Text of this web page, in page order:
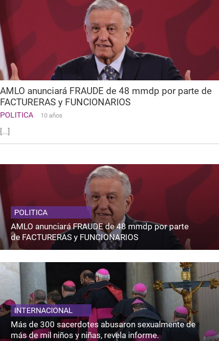
AMLO anunciará FRAUDE de 48 mmdp por parte de
FACTURERAS y FUNCIONARIOS
POLITICA 10 años
[...]
POLITICA
AMLO anunciará FRAUDE de 48 mmdp por parte
de FACTURERAS y FUNCIONARIOS
INTERNACIONAL
Más de 300 sacerdotes abusaron sexualmente de
más de mil niños y niñas, revela informe.